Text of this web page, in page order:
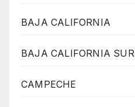
BAJA CALIFORNIA
BAJA CALIFORNIA SUR
CAMPECHE